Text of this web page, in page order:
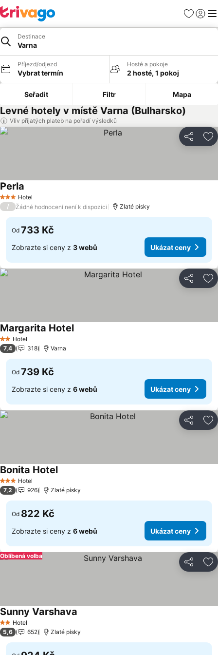
Oblíbené
Destinace
Varna
Příjezd/odjezd
Vybrat termín
Hosté a pokoje
2 hosté, 1 pokoj
Seřadit Filtr Mapa
Levné hotely v místě Varna (Bulharsko)
Vliv přijatých plateb na pořadí výsledků
Sdílet
3 Počet hvězdiček
Hotel
Perla
/ Žádné hodnocení není k dispozici Zlaté písky
Od 733 Kč
Zobrazte si ceny z 3 webů Ukázat ceny
Sdílet
2 Počet hvězdiček
Hotel
Margarita Hotel
7,4 318 Varna
Od 739 Kč
Zobrazte si ceny z 6 webů Ukázat ceny
Sdílet
3 Počet hvězdiček
Hotel
Bonita Hotel
7,2 926 Zlaté písky
Od 822 Kč
Zobrazte si ceny z 6 webů Ukázat ceny
Sdílet
Oblíbená volba
2 Počet hvězdiček
Hotel
Sunny Varshava
5,6 652 Zlaté písky